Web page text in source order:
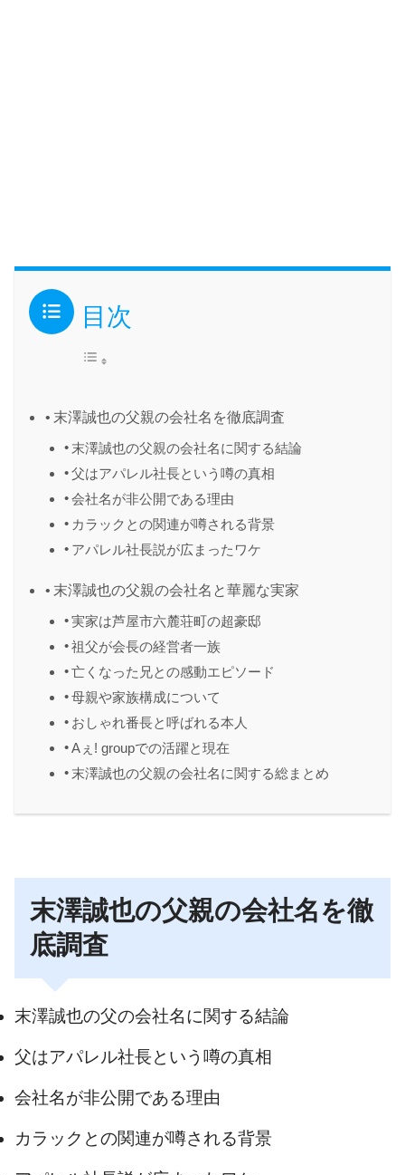
目次
末澤誠也の父親の会社名を徹底調査
末澤誠也の父親の会社名に関する結論
父はアパレル社長という噂の真相
会社名が非公開である理由
カラックとの関連が噂される背景
アパレル社長説が広まったワケ
末澤誠也の父親の会社名と華麗な実家
実家は芦屋市六麓荘町の超豪邸
祖父が会長の経営者一族
亡くなった兄との感動エピソード
母親や家族構成について
おしゃれ番長と呼ばれる本人
Aぇ! groupでの活躍と現在
末澤誠也の父親の会社名に関する総まとめ
末澤誠也の父親の会社名を徹
底調査
末澤誠也の父の会社名に関する結論
父はアパレル社長という噂の真相
会社名が非公開である理由
カラックとの関連が噂される背景